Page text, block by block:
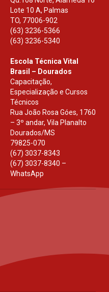
Lote 10 A, Palmas
TO, 77006-902
(63) 3236-5366
(63) 3236-5340
Escola Técnica Vital
Brasil – Dourados
Capacitação,
Especialização e Cursos
Técnicos
Rua João Rosa Góes, 1760
– 3º andar, Vila Planalto
Dourados/MS
79825-070
(67) 3037-8343
(67) 3037-8340 –
WhatsApp